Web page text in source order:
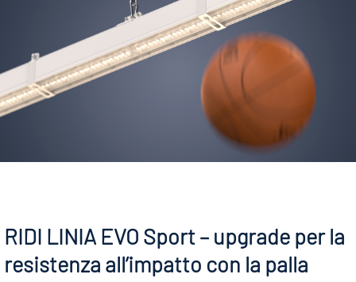
RIDI LINIA EVO Sport – upgrade per la
resistenza all’impatto con la palla